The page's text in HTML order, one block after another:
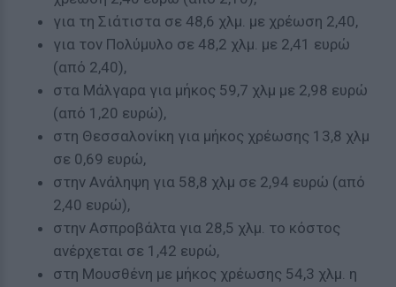
για τη Σιάτιστα σε 48,6 χλμ. με χρέωση 2,40,
για τον Πολύμυλο σε 48,2 χλμ. με 2,41 ευρώ
(από 2,40),
στα Μάλγαρα για μήκος 59,7 χλμ με 2,98 ευρώ
(από 1,20 ευρώ),
στη Θεσσαλονίκη για μήκος χρέωσης 13,8 χλμ
σε 0,69 ευρώ,
στην Ανάληψη για 58,8 χλμ σε 2,94 ευρώ (από
2,40 ευρώ),
στην Ασπροβάλτα για 28,5 χλμ. το κόστος
ανέρχεται σε 1,42 ευρώ,
στη Μουσθένη με μήκος χρέωσης 54,3 χλμ. η